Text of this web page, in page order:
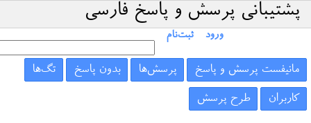
پشتیبانی پرسش و پاسخ فارسی
ورود ثبت‌نام
مانیفست پرسش و پاسخ پرسش‌ها بدون پاسخ تگ‌ها
کاربران طرح پرسش